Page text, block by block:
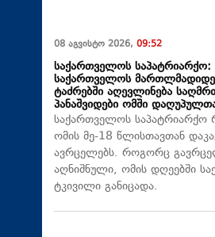
08 აგვისტო 2026, 09:52
საქართველოს
საქართველოს
ტაძრებში აღევლინება
პანაშვიდები ომში
საქართველოს საპატრიარქო
ომის მე-18 წლისთავთან
ავრცელებს. როგორც
აღნიშნული, ომის დღეებში
ტკივილი განიცადა.